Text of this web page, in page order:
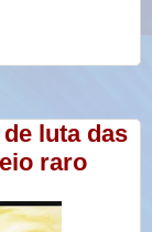
luta das
raro